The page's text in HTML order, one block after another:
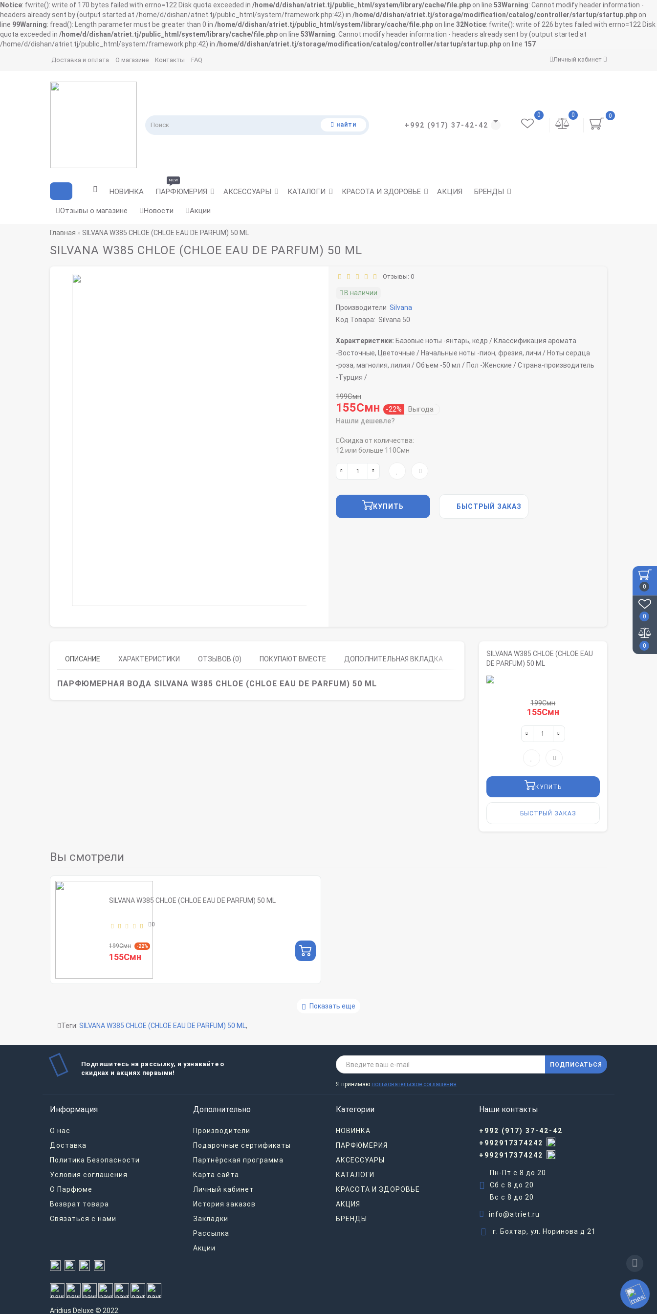
Notice: fwrite(): write of 170 bytes failed with errno=122 Disk quota exceeded in /home/d/dishan/atriet.tj/public_html/system/library/cache/file.php on line 53Warning: Cannot modify header information -
headers already sent by (output started at /home/d/dishan/atriet.tj/public_html/system/framework.php:42) in /home/d/dishan/atriet.tj/storage/modification/catalog/controller/startup/startup.php on
line 99Warning: fread(): Length parameter must be greater than 0 in /home/d/dishan/atriet.tj/public_html/system/library/cache/file.php on line 32Notice: fwrite(): write of 226 bytes failed with errno=122 Disk
quota exceeded in /home/d/dishan/atriet.tj/public_html/system/library/cache/file.php on line 53Warning: Cannot modify header information - headers already sent by (output started at
/home/d/dishan/atriet.tj/public_html/system/framework.php:42) in /home/d/dishan/atriet.tj/storage/modification/catalog/controller/startup/startup.php on line 157
0
0
0
Личный кабинет
Доставка и оплата О магазине Контакты FAQ
найти +992 (917) 37-42-42
0
0
0
НОВИНКА ПАРФЮМЕРИЯ
NEW
АКСЕССУАРЫ КАТАЛОГИ КРАСОТА И ЗДОРОВЬЕ АКЦИЯ БРЕНДЫ
Отзывы о магазине Новости Акции
Главная SILVANA W385 CHLOE (CHLOE EAU DE PARFUM) 50 ML
SILVANA W385 CHLOE (CHLOE EAU DE PARFUM) 50 ML
Отзывы: 0
В наличии
Производители Silvana
Код Товара: Silvana 50
Характеристики: Базовые ноты -янтарь, кедр / Классификация аромата
-Восточные, Цветочные / Начальные ноты -пион, фрезия, личи / Ноты сердца
-роза, магнолия, лилия /Объем -50 мл / Пол -Женские /Страна-производитель
-Турция /
199Смн
155Смн -22% Выгода
Нашли дешевле?
Скидка от количества:
12 или больше 110Смн
КУПИТЬ БЫСТРЫЙ ЗАКАЗ
ОПИСАНИЕ ХАРАКТЕРИСТИКИ ОТЗЫВОВ (0) ПОКУПАЮТ ВМЕСТЕ ДОПОЛНИТЕЛЬНАЯ ВКЛАДКА
ПАРФЮМЕРНАЯ ВОДА SILVANA W385 CHLOE (CHLOE EAU DE PARFUM) 50 ML
SILVANA W385 CHLOE (CHLOE EAU
DE PARFUM) 50 ML
199Смн
155Смн
КУПИТЬ
БЫСТРЫЙ ЗАКАЗ
Вы смотрели
SILVANA W385 CHLOE (CHLOE EAU DE PARFUM) 50 ML
0
199Смн -22%
155Смн
Показать еще
Теги: SILVANA W385 CHLOE (CHLOE EAU DE PARFUM) 50 ML,
Подпишитесь на рассылку, и узнавайте о
скидках и акциях первыми!
ПОДПИСАТЬСЯ
Я принимаю пользовательское соглашения
Информация
О нас
Доставка
Политика Безопасности
Условия соглашения
О Парфюме
Возврат товара
Связаться с нами
Дополнительно
Производители
Подарочные сертификаты
Партнёрская программа
Карта сайта
Личный кабинет
История заказов
Закладки
Рассылка
Акции
Категории
НОВИНКА
ПАРФЮМЕРИЯ
АКСЕССУАРЫ
КАТАЛОГИ
КРАСОТА И ЗДОРОВЬЕ
АКЦИЯ
БРЕНДЫ
Наши контакты
+992 (917) 37-42-42
+992917374242
+992917374242
Пн-Пт с 8 до 20
Сб с 8 до 20
Вс c 8 до 20
info@atriet.ru
г. Бохтар, ул. Норинова д 21
Aridius Deluxe © 2022